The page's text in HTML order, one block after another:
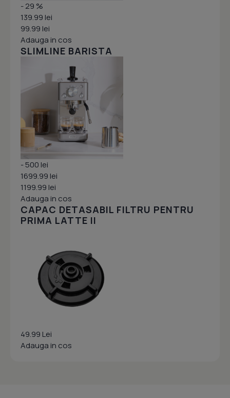
- 29 %
139.99 lei
99.99 lei
Adauga in cos
SLIMLINE BARISTA
- 500 lei
1699.99 lei
1199.99 lei
Adauga in cos
CAPAC DETASABIL FILTRU PENTRU
PRIMA LATTE II
49.99 Lei
Adauga in cos